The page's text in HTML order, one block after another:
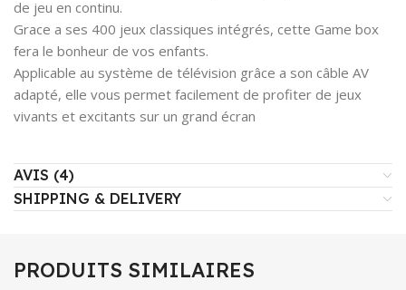
de jeu en continu.
Grace a ses 400 jeux classiques intégrés, cette Game box
fera le bonheur de vos enfants.
Applicable au système de télévision grâce a son câble AV
adapté, elle vous permet facilement de profiter de jeux
vivants et excitants sur un grand écran
AVIS (4)
SHIPPING & DELIVERY
PRODUITS SIMILAIRES